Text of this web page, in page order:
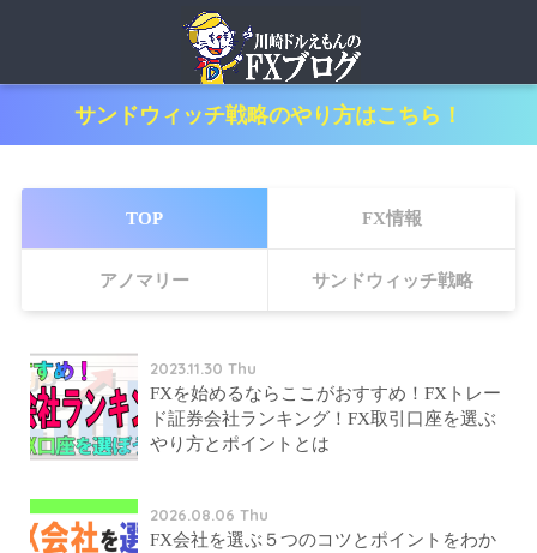
サンドウィッチ戦略のやり方はこちら！
TOP FX情報
アノマリー サンドウィッチ戦略
2023.11.30 Thu
FXを始めるならここがおすすめ！FXトレー
ド証券会社ランキング！FX取引口座を選ぶ
やり方とポイントとは
2026.08.06 Thu
FX会社を選ぶ５つのコツとポイントをわか